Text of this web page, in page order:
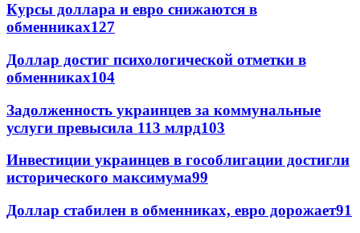
Курсы доллара и евро снижаются в
обменниках127
Доллар достиг психологической отметки в
обменниках104
Задолженность украинцев за коммунальные
услуги превысила 113 млрд103
Инвестиции украинцев в гособлигации достигли
исторического максимума99
Доллар стабилен в обменниках, евро дорожает91